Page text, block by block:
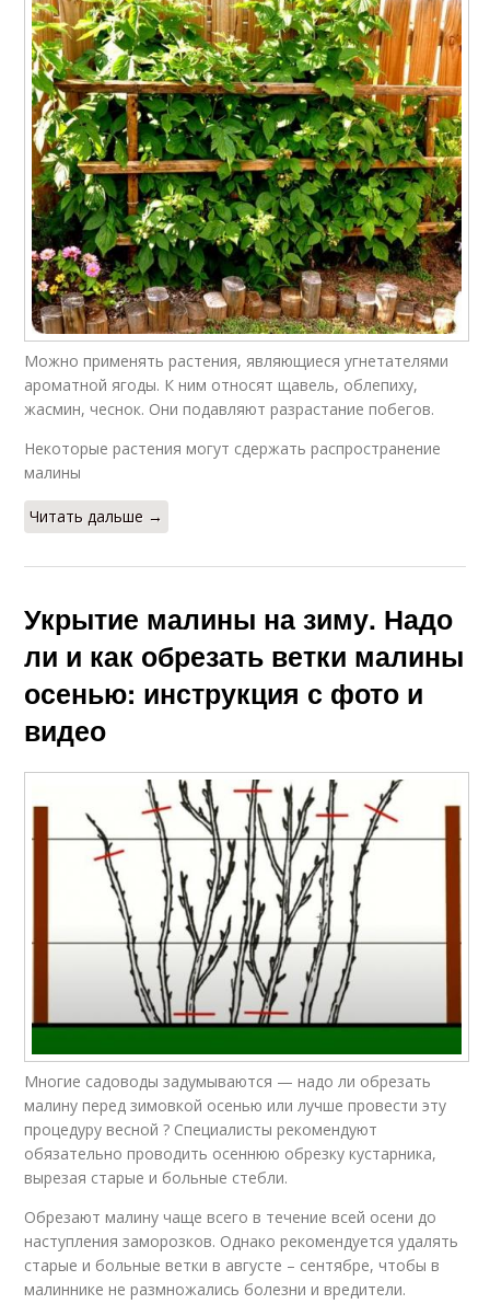
Можно применять растения, являющиеся угнетателями
ароматной ягоды. К ним относят щавель, облепиху,
жасмин, чеснок. Они подавляют разрастание побегов.
Некоторые растения могут сдержать распространение
малины
Читать дальше →
Укрытие малины на зиму. Надо
ли и как обрезать ветки малины
осенью: инструкция с фото и
видео
Многие садоводы задумываются — надо ли обрезать
малину перед зимовкой осенью или лучше провести эту
процедуру весной ? Специалисты рекомендуют
обязательно проводить осеннюю обрезку кустарника,
вырезая старые и больные стебли.
Обрезают малину чаще всего в течение всей осени до
наступления заморозков. Однако рекомендуется удалять
старые и больные ветки в августе – сентябре, чтобы в
малиннике не размножались болезни и вредители.